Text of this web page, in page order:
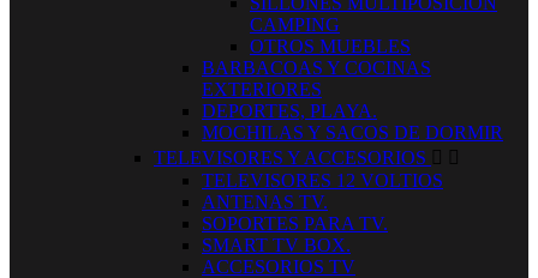
CAMPING
OTROS MUEBLES
BARBACOAS Y COCINAS
EXTERIORES
DEPORTES, PLAYA.
MOCHILAS Y SACOS DE DORMIR
TELEVISORES Y ACCESORIOS  
TELEVISORES 12 VOLTIOS
ANTENAS TV.
SOPORTES PARA TV.
SMART TV BOX.
ACCESORIOS TV